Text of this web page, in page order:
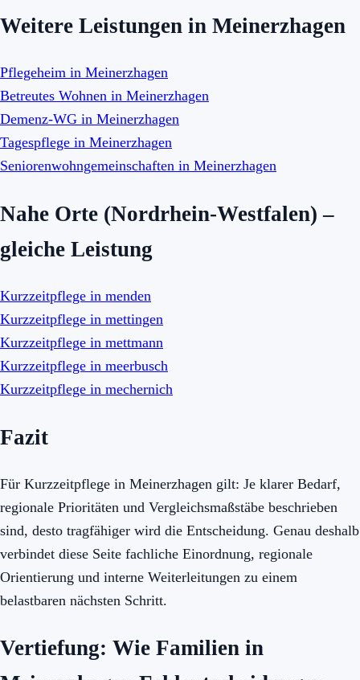
Weitere Leistungen in Meinerzhagen
Pflegeheim in Meinerzhagen
Betreutes Wohnen in Meinerzhagen
Demenz-WG in Meinerzhagen
Tagespflege in Meinerzhagen
Seniorenwohngemeinschaften in Meinerzhagen
Nahe Orte (Nordrhein-Westfalen) –
gleiche Leistung
Kurzzeitpflege in menden
Kurzzeitpflege in mettingen
Kurzzeitpflege in mettmann
Kurzzeitpflege in meerbusch
Kurzzeitpflege in mechernich
Fazit
Für Kurzzeitpflege in Meinerzhagen gilt: Je klarer Bedarf,
regionale Prioritäten und Vergleichsmaßstäbe beschrieben
sind, desto tragfähiger wird die Entscheidung. Genau deshalb
verbindet diese Seite fachliche Einordnung, regionale
Orientierung und interne Weiterleitungen zu einem
belastbaren nächsten Schritt.
Vertiefung: Wie Familien in